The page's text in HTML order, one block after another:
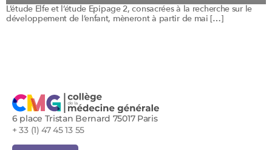
L’étude Elfe et l’étude Epipage 2, consacrées à la recherche sur le
développement de l’enfant, mèneront à partir de mai […]
6 place Tristan Bernard 75017 Paris
+ 33 (1) 47 45 13 55